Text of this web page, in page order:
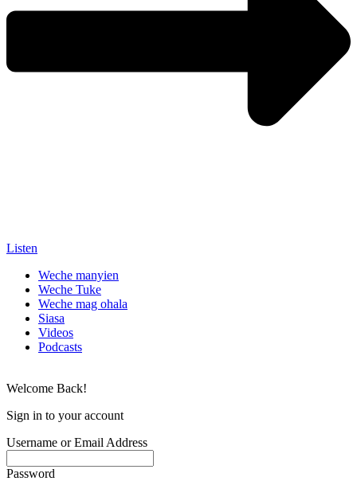
Listen
Weche manyien
Weche Tuke
Weche mag ohala
Siasa
Videos
Podcasts
Welcome Back!
Sign in to your account
Username or Email Address
Password